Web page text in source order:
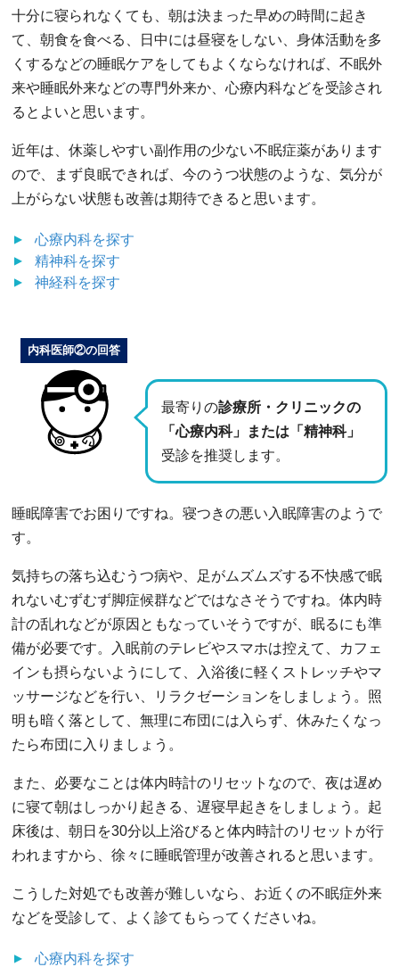
十分に寝られなくても、朝は決まった早めの時間に起き
て、朝食を食べる、日中には昼寝をしない、身体活動を多
くするなどの睡眠ケアをしてもよくならなければ、不眠外
来や睡眠外来などの専門外来か、心療内科などを受診され
るとよいと思います。
近年は、休薬しやすい副作用の少ない不眠症薬があります
ので、まず良眠できれば、今のうつ状態のような、気分が
上がらない状態も改善は期待できると思います。
心療内科を探す
精神科を探す
神経科を探す
最寄りの診療所・クリニックの
「心療内科」または「精神科」
受診を推奨します。
内科医師②の回答
睡眠障害でお困りですね。寝つきの悪い入眠障害のようで
す。
気持ちの落ち込むうつ病や、足がムズムズする不快感で眠
れないむずむず脚症候群などではなさそうですね。体内時
計の乱れなどが原因ともなっていそうですが、眠るにも準
備が必要です。入眠前のテレビやスマホは控えて、カフェ
インも摂らないようにして、入浴後に軽くストレッチやマ
ッサージなどを行い、リラクゼーションをしましょう。照
明も暗く落として、無理に布団には入らず、休みたくなっ
たら布団に入りましょう。
また、必要なことは体内時計のリセットなので、夜は遅め
に寝て朝はしっかり起きる、遅寝早起きをしましょう。起
床後は、朝日を30分以上浴びると体内時計のリセットが行
われますから、徐々に睡眠管理が改善されると思います。
こうした対処でも改善が難しいなら、お近くの不眠症外来
などを受診して、よく診てもらってくださいね。
心療内科を探す